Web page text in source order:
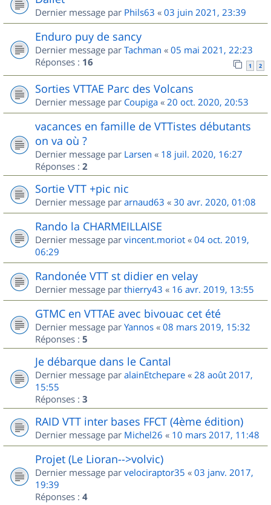
Dernier message par Phils63 « 03 juin 2021, 23:39
Enduro puy de sancy
Dernier message par Tachman « 05 mai 2021, 22:23
Réponses : 16 1 2
Sorties VTTAE Parc des Volcans
Dernier message par Coupiga « 20 oct. 2020, 20:53
vacances en famille de VTTistes débutants
on va où ?
Dernier message par Larsen « 18 juil. 2020, 16:27
Réponses : 2
Sortie VTT +pic nic
Dernier message par arnaud63 « 30 avr. 2020, 01:08
Rando la CHARMEILLAISE
Dernier message par vincent.moriot « 04 oct. 2019,
06:29
Randonée VTT st didier en velay
Dernier message par thierry43 « 16 avr. 2019, 13:55
GTMC en VTTAE avec bivouac cet été
Dernier message par Yannos « 08 mars 2019, 15:32
Réponses : 5
Je débarque dans le Cantal
Dernier message par alainEtchepare « 28 août 2017,
15:55
Réponses : 3
RAID VTT inter bases FFCT (4ème édition)
Dernier message par Michel26 « 10 mars 2017, 11:48
Projet (Le Lioran-->volvic)
Dernier message par velociraptor35 « 03 janv. 2017,
19:39
Réponses : 4